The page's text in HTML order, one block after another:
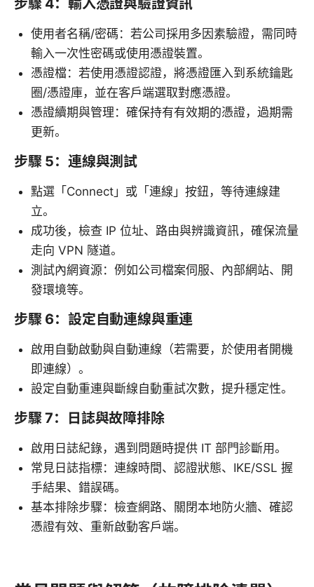
步驟 4：輸入憑證與驗證資訊
使用者名稱/密碼：若公司採用多因素驗證，需同時
輸入一次性密碼或使用憑證裝置。
憑證檔：若使用憑證認證，將憑證匯入到系統鑰匙
圈/憑證庫，並在客戶端選取對應憑證。
憑證續期與管理：確保持有有效期的憑證，過期需
更新。
步驟 5：連線與測試
點選「Connect」或「連線」按鈕，等待連線建
立。
成功後，檢查 IP 位址、路由與辨識資訊，確保流量
走向 VPN 隧道。
測試內網資源：例如公司檔案伺服、內部網站、開
發環境等。
步驟 6：設定自動連線與重連
啟用自動啟動與自動連線（若需要，於使用者開機
即連線）。
設定自動重連與斷線自動重試次數，提升穩定性。
步驟 7：日誌與故障排除
啟用日誌紀錄，遇到問題時提供 IT 部門診斷用。
常見日誌指標：連線時間、認證狀態、IKE/SSL 握
手結果、錯誤碼。
基本排除步驟：檢查網路、關閉本地防火牆、確認
憑證有效、重新啟動客戶端。